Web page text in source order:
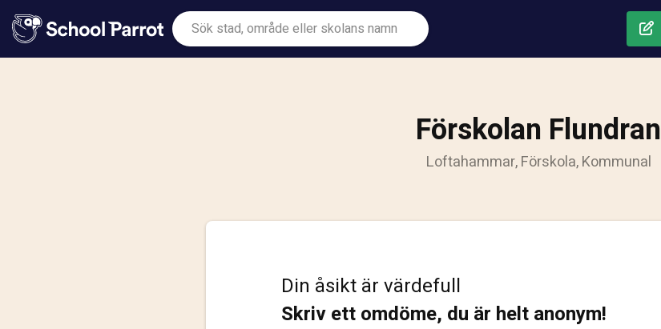
Förskolan Flundran
Loftahammar, Förskola, Kommunal
Din åsikt är värdefull
Skriv ett omdöme, du är helt anonym!